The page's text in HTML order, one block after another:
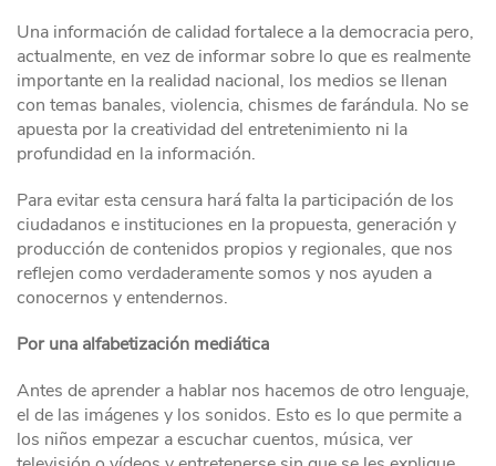
Una información de calidad fortalece a la democracia pero,
actualmente, en vez de informar sobre lo que es realmente
importante en la realidad nacional, los medios se llenan
con temas banales, violencia, chismes de farándula. No se
apuesta por la creatividad del entretenimiento ni la
profundidad en la información.
Para evitar esta censura hará falta la participación de los
ciudadanos e instituciones en la propuesta, generación y
producción de contenidos propios y regionales, que nos
reflejen como verdaderamente somos y nos ayuden a
conocernos y entendernos.
Por una alfabetización mediática
Antes de aprender a hablar nos hacemos de otro lenguaje,
el de las imágenes y los sonidos. Esto es lo que permite a
los niños empezar a escuchar cuentos, música, ver